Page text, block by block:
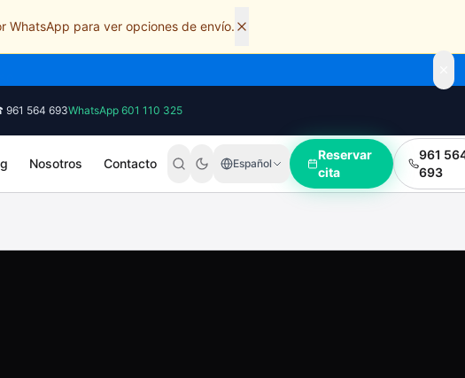
WhatsApp para ver opciones de envío.
564 693WhatsApp 601 110 325
Nosotros Contacto Español
Reservar
cita
961
693